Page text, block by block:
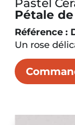
Pastel
Pétale de
Référence :
Un rose